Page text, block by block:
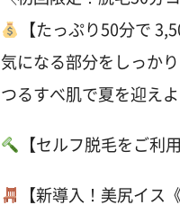
【たっぷり50分で
気になる部分をしっかり
つるすべ肌で夏を迎え
【セルフ脱毛をご利
【新導入！美尻イス